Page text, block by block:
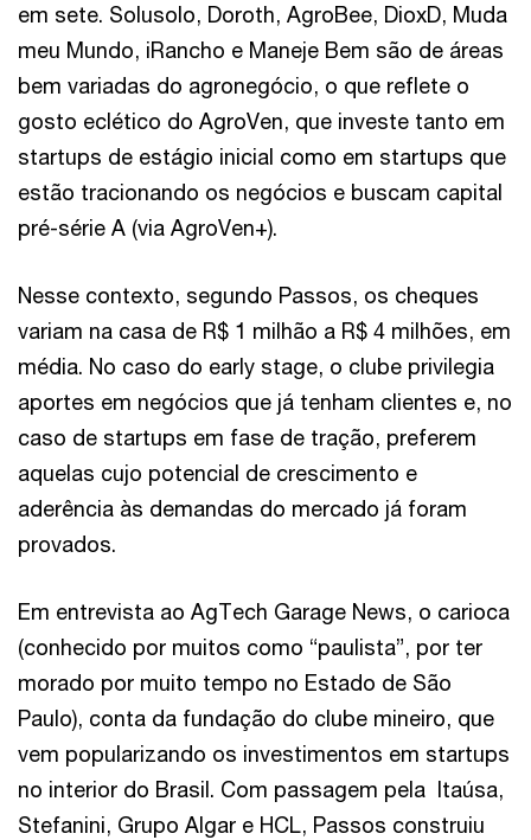
em sete. Solusolo, Doroth, AgroBee, DioxD, Muda
meu Mundo, iRancho e Maneje Bem são de áreas
bem variadas do agronegócio, o que reflete o
gosto eclético do AgroVen, que investe tanto em
startups de estágio inicial como em startups que
estão tracionando os negócios e buscam capital
pré-série A (via AgroVen+).
Nesse contexto, segundo Passos, os cheques
variam na casa de R$ 1 milhão a R$ 4 milhões, em
média. No caso do early stage, o clube privilegia
aportes em negócios que já tenham clientes e, no
caso de startups em fase de tração, preferem
aquelas cujo potencial de crescimento e
aderência às demandas do mercado já foram
provados.
Em entrevista ao AgTech Garage News, o carioca
(conhecido por muitos como “paulista”, por ter
morado por muito tempo no Estado de São
Paulo), conta da fundação do clube mineiro, que
vem popularizando os investimentos em startups
no interior do Brasil. Com passagem pela Itaúsa,
Stefanini, Grupo Algar e HCL, Passos construiu